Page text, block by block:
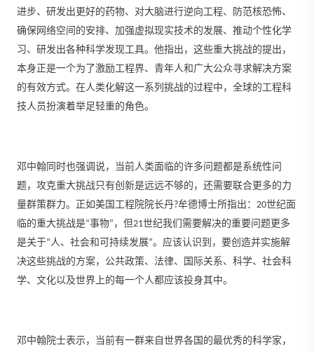
进步、研发出更好的药物、对大脑进行逆向工程、防范核恐怖、
确保网络空间的安排、加强虚拟现实技术的发展、推动个性化学
习、研发出各种科学发现工具。他指出，这些重大挑战的提出，
本身正是一个为了激励工程界、青年人和广大公众寻求解决方案
的有效方式。在人类化解这一系列挑战的过程中，全球的工程科
技人员扮演着举足轻重的角色。
邓中翰同时也强调说，当前人类面临的许多问题都是系统性问
题，攻克重大挑战只有创新是远远不够的，还需要联合更多的力
量群策群力。正如美国工程院院长丹?牟德博士所指出：20世纪面
临的重大挑战是“事物”，但21世纪我们需要解决的重要问题更多
是关于“人、社会和可持续发展”。应该认识到，要创造并实施解
决这些挑战的方案，公共政策、法律、国际关系、科学、社会科
学、文化以及世界上的每一个人都应该投身其中。
邓中翰院士表示，当前有一群来自世界各国的最优秀的科学家，